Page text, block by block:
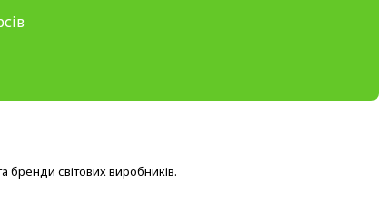
бренди світових виробників.